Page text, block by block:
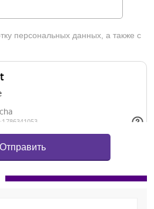
персональных данных, а также с